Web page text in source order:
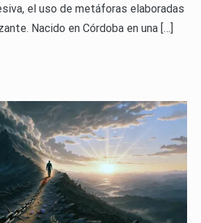
el uso de metáforas elaboradas
Nacido en Córdoba en una […]